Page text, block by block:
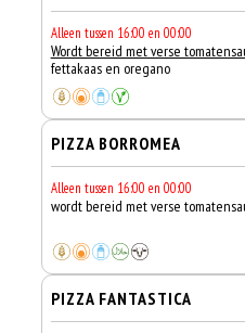
Alleen tussen 16:00 en 00:00
Wordt bereid met verse
fettakaas en oregano
PIZZA BORROMEA
Alleen tussen 16:00 en 00:00
wordt bereid met verse
PIZZA FANTASTICA